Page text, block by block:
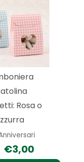
Rosa o
€3,00
ha
più
varianti.
Le
opzioni
possono
essere
scelte
nella
pagina